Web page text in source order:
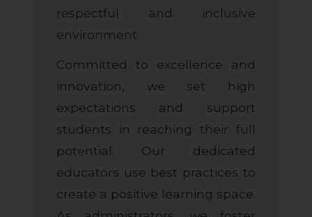
respectful and inclusive
environment.
Committed to excellence and
innovation, we set high
expectations and support
students in reaching their full
potential. Our dedicated
educators use best practices to
create a positive learning space.